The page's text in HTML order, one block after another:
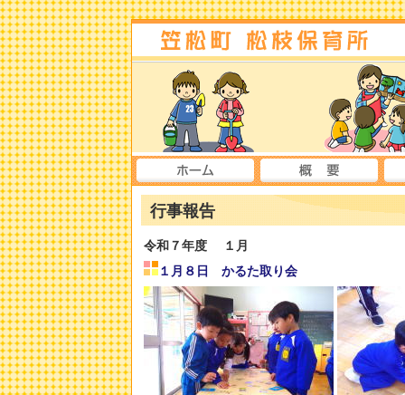
行事報告
令和７年度
１月
１月８日 かるた取り会